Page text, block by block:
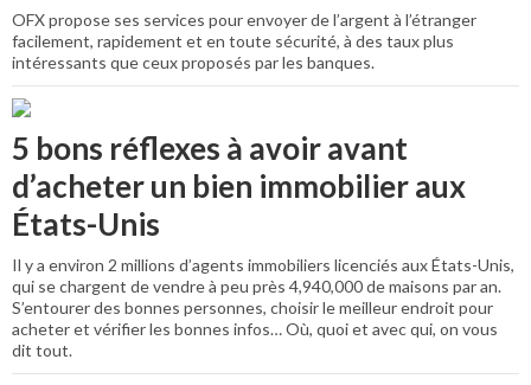
OFX propose ses services pour envoyer de l’argent à l’étranger
facilement, rapidement et en toute sécurité, à des taux plus
intéressants que ceux proposés par les banques.
5 bons réflexes à avoir avant
d’acheter un bien immobilier aux
États-Unis
Il y a environ 2 millions d’agents immobiliers licenciés aux États-Unis,
qui se chargent de vendre à peu près 4,940,000 de maisons par an.
S’entourer des bonnes personnes, choisir le meilleur endroit pour
acheter et vérifier les bonnes infos… Où, quoi et avec qui, on vous
dit tout.